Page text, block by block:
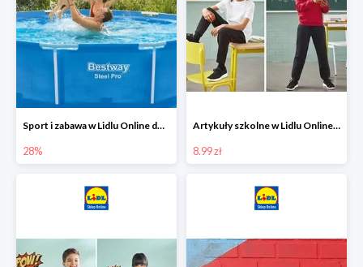
Sport i zabawa w Lidlu Online do -28%
28%
Artykuły szkolne w Lidlu Online od 8,99 zł
8.99 zł